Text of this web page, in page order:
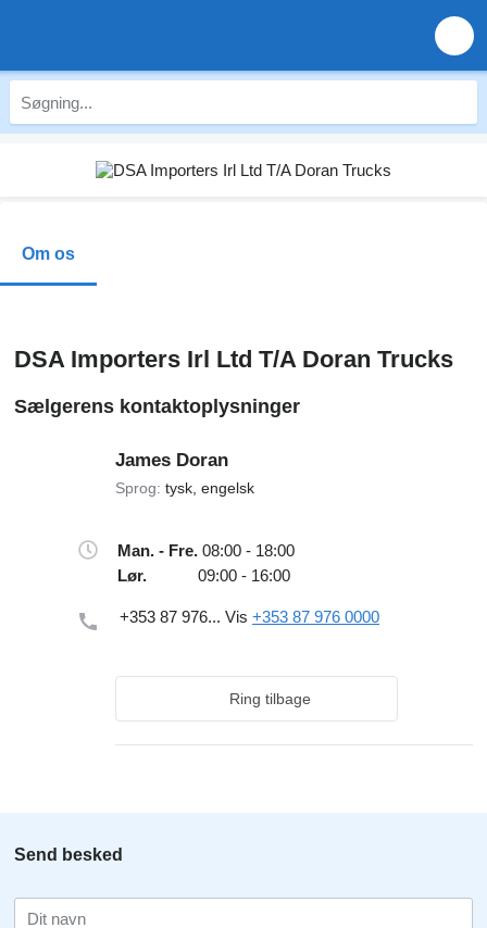
Om os
DSA Importers Irl Ltd T/A Doran Trucks
Sælgerens kontaktoplysninger
James Doran
Sprog: tysk, engelsk
Man. - Fre. 08:00 - 18:00
Lør.
09:00 - 16:00
+353 87 976... Vis +353 87 976 0000
Ring tilbage
Send besked